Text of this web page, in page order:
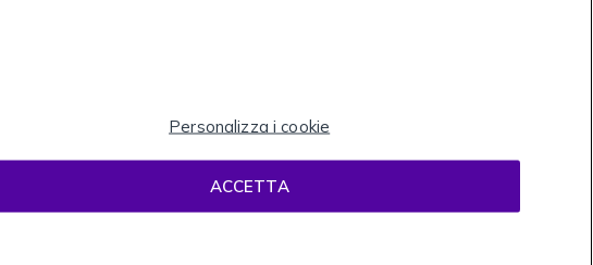
Personalizza i cookie
ACCETTA